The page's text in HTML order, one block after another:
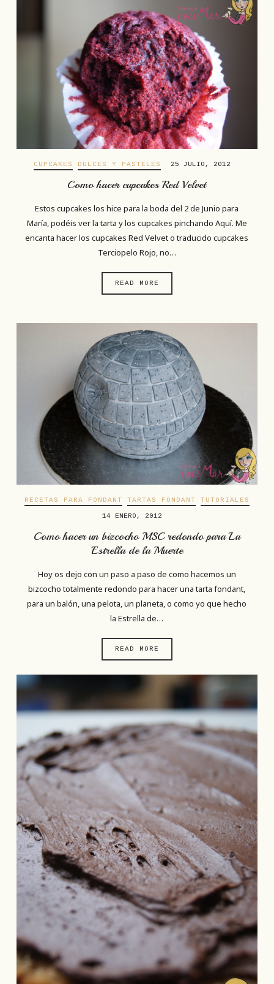
CUPCAKES DULCES Y PASTELES 25 JULIO, 2012
Como hacer cupcakes Red Velvet
Estos cupcakes los hice para la boda del 2 de Junio para
María, podéis ver la tarta y los cupcakes pinchando Aquí. Me
encanta hacer los cupcakes Red Velvet o traducido cupcakes
Terciopelo Rojo, no…
READ MORE
RECETAS PARA FONDANT TARTAS FONDANT TUTORIALES
14 ENERO, 2012
Como hacer un bizcocho MSC redondo para La
Estrella de la Muerte
Hoy os dejo con un paso a paso de como hacemos un
bizcocho totalmente redondo para hacer una tarta fondant,
para un balón, una pelota, un planeta, o como yo que hecho
la Estrella de…
READ MORE